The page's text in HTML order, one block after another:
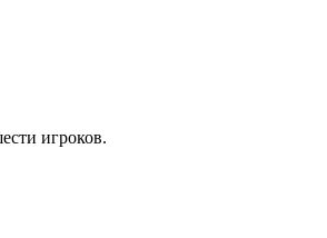
игроков.